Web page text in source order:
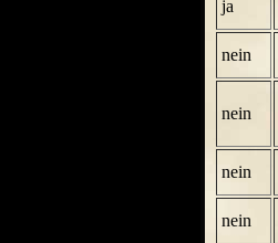
ja
nein
nein
nein
nein